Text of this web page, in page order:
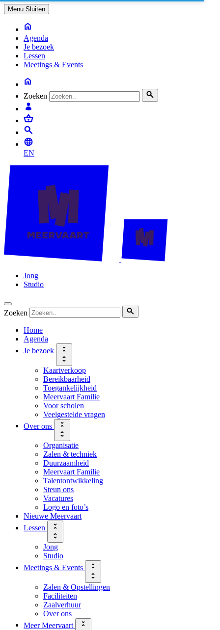
Menu Sluiten
Agenda
Je bezoek
Lessen
Meetings & Events
Zoeken
EN
Jong
Studio
Zoeken
Home
Agenda
Je bezoek
Kaartverkoop
Bereikbaarheid
Toegankelijkheid
Meervaart Familie
Voor scholen
Veelgestelde vragen
Over ons
Organisatie
Zalen & techniek
Duurzaamheid
Meervaart Familie
Talentontwikkeling
Steun ons
Vacatures
Logo en foto’s
Nieuwe Meervaart
Lessen
Jong
Studio
Meetings & Events
Zalen & Opstellingen
Faciliteiten
Zaalverhuur
Over ons
Meer Meervaart